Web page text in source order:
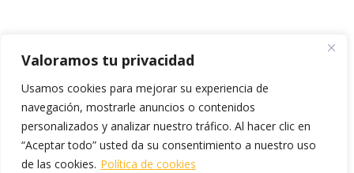
Valoramos tu privacidad
Usamos cookies para mejorar su experiencia de
navegación, mostrarle anuncios o contenidos
personalizados y analizar nuestro tráfico. Al hacer clic en
“Aceptar todo” usted da su consentimiento a nuestro uso
de las cookies. Política de cookies